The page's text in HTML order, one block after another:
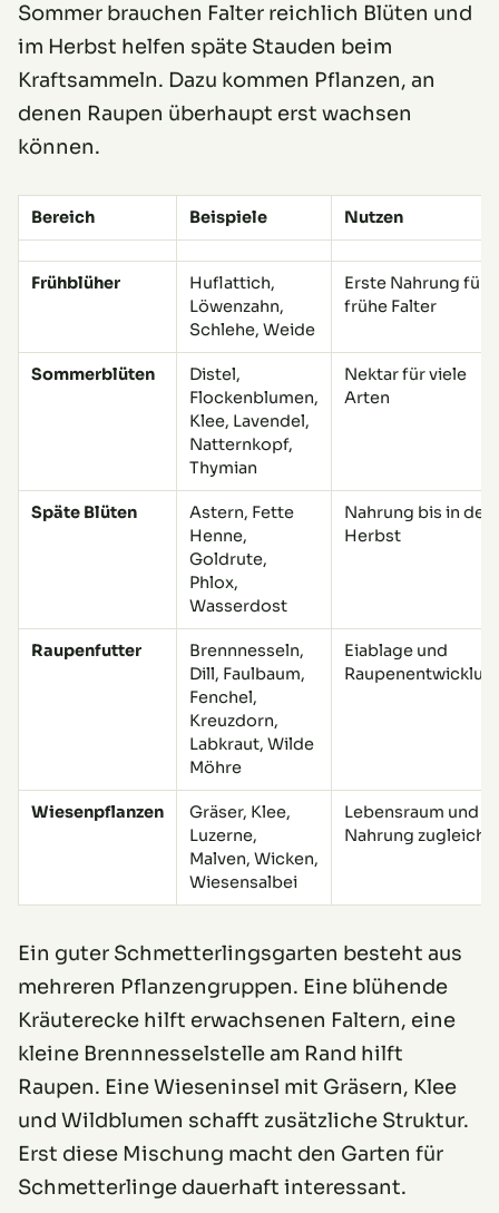
Sommer brauchen Falter reichlich Blüten und
im Herbst helfen späte Stauden beim
Kraftsammeln. Dazu kommen Pflanzen, an
denen Raupen überhaupt erst wachsen
können.
Bereich Beispiele Nutzen
Frühblüher
Huflattich,
Löwenzahn,
Schlehe, Weide
Erste Nahrung für
frühe Falter
Sommerblüten
Distel,
Flockenblumen,
Klee, Lavendel,
Natternkopf,
Thymian
Nektar für viele
Arten
Späte Blüten
Astern, Fette
Henne,
Goldrute,
Phlox,
Wasserdost
Nahrung bis in den
Herbst
Raupenfutter
Brennnesseln,
Dill, Faulbaum,
Fenchel,
Kreuzdorn,
Labkraut, Wilde
Möhre
Eiablage und
Wiesenpflanzen
Gräser, Klee,
Luzerne,
Malven, Wicken,
Wiesensalbei
Lebensraum und
Nahrung zugleich
Ein guter Schmetterlingsgarten besteht aus
mehreren Pflanzengruppen. Eine blühende
Kräuterecke hilft erwachsenen Faltern, eine
kleine Brennnesselstelle am Rand hilft
Raupen. Eine Wieseninsel mit Gräsern, Klee
und Wildblumen schafft zusätzliche Struktur.
Erst diese Mischung macht den Garten für
Schmetterlinge dauerhaft interessant.